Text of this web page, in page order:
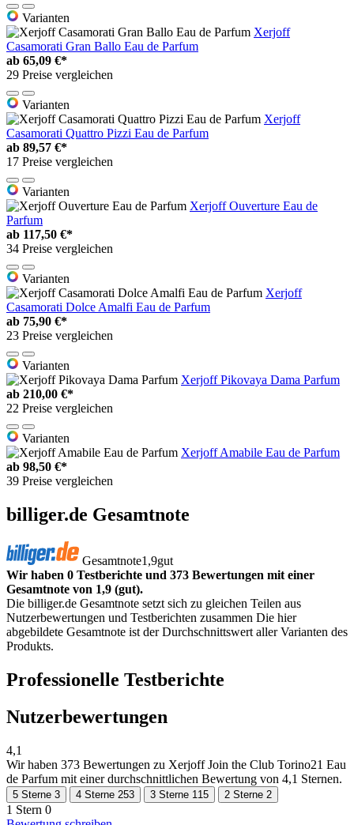
Varianten
Xerjoff
Casamorati Gran Ballo Eau de Parfum
ab 65,09 €*
29 Preise vergleichen
Varianten
Xerjoff
Casamorati Quattro Pizzi Eau de Parfum
ab 89,57 €*
17 Preise vergleichen
Varianten
Xerjoff Ouverture Eau de
Parfum
ab 117,50 €*
34 Preise vergleichen
Varianten
Xerjoff
Casamorati Dolce Amalfi Eau de Parfum
ab 75,90 €*
23 Preise vergleichen
Varianten
Xerjoff Pikovaya Dama Parfum
ab 210,00 €*
22 Preise vergleichen
Varianten
Xerjoff Amabile Eau de Parfum
ab 98,50 €*
39 Preise vergleichen
billiger.de Gesamtnote
Gesamtnote1,9gut
Wir haben 0 Testberichte und 373 Bewertungen mit einer
Gesamtnote von 1,9 (gut).
Die billiger.de Gesamtnote setzt sich zu gleichen Teilen aus
Nutzerbewertungen und Testberichten zusammen Die hier
abgebildete Gesamtnote ist der Durchschnittswert aller Varianten des
Produkts.
Professionelle Testberichte
Nutzerbewertungen
4,1
Wir haben 373 Bewertungen zu Xerjoff Join the Club Torino21 Eau
de Parfum mit einer durchschnittlichen Bewertung von 4,1 Sternen.
5 Sterne 3 4 Sterne 253 3 Sterne 115 2 Sterne 2
1 Stern 0